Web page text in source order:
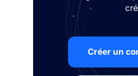
Créer un